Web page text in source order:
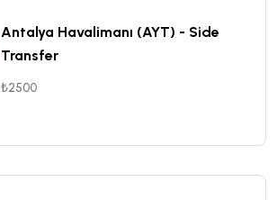
Antalya Havalimanı (AYT) - Side
Transfer
₺2500